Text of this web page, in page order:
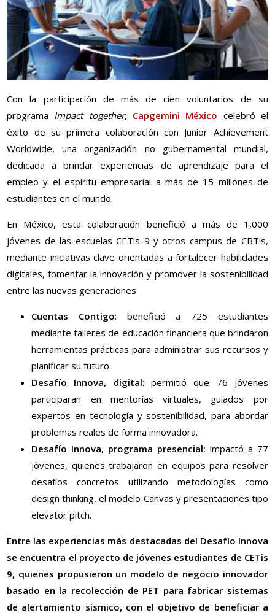
Con la participación de más de cien voluntarios de su
programa Impact together, Capgemini México celebró el
éxito de su primera colaboración con Junior Achievement
Worldwide, una organización no gubernamental mundial,
dedicada a brindar experiencias de aprendizaje para el
empleo y el espíritu empresarial a más de 15 millones de
estudiantes en el mundo.
En México, esta colaboración benefició a más de 1,000
jóvenes de las escuelas CETis 9 y otros campus de CBTis,
mediante iniciativas clave orientadas a fortalecer habilidades
digitales, fomentar la innovación y promover la sostenibilidad
entre las nuevas generaciones:
Cuentas Contigo: benefició a 725 estudiantes
mediante talleres de educación financiera que brindaron
herramientas prácticas para administrar sus recursos y
planificar su futuro.
Desafío Innova, digital: permitió que 76 jóvenes
participaran en mentorías virtuales, guiados por
expertos en tecnología y sostenibilidad, para abordar
problemas reales de forma innovadora.
Desafío Innova, programa presencial: impactó a 77
jóvenes, quienes trabajaron en equipos para resolver
desafíos concretos utilizando metodologías como
design thinking, el modelo Canvas y presentaciones tipo
elevator pitch.
Entre las experiencias más destacadas del Desafío Innova
se encuentra el proyecto de jóvenes estudiantes de CETis
9, quienes propusieron un modelo de negocio innovador
basado en la recolección de PET para fabricar sistemas
de alertamiento sísmico, con el objetivo de beneficiar a